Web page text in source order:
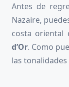
Antes de
Nazaire,
costa oriental
d’Or. Como
las